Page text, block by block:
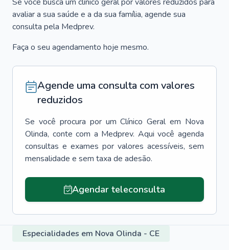
avaliar a sua saúde e a da sua família, agende sua
consulta pela Medprev.
Faça o seu agendamento hoje mesmo.
Agende uma consulta com valores
reduzidos
Se você procura por um Clínico Geral em Nova
Olinda, conte com a Medprev. Aqui você agenda
consultas e exames por valores acessíveis, sem
mensalidade e sem taxa de adesão.
Agendar teleconsulta
Especialidades em Nova Olinda - CE